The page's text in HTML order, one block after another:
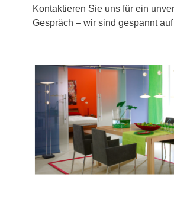
Kontaktieren Sie uns für ein
Gespräch – wir sind gespannt